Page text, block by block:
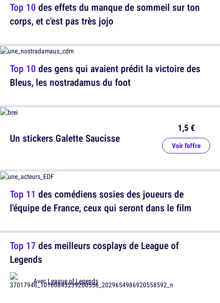
Top 10 des gens qui avaient prédit la victoire des
Bleus, les nostradamus du foot
Top 17 des meilleurs cosplays de League of
Legends
AvecLeague of Legends
Top 10 des effets du manque de sommeil sur ton
corps, et c'est pas très jojo
Un stickers Galette Saucisse
1,5 €
Voir l'offre
Top 11 des comédiens sosies des joueurs de
l'équipe de France, ceux qui seront dans le film